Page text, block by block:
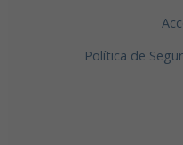
Política de